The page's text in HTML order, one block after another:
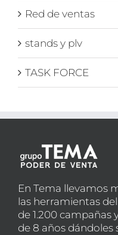
Red de ventas
stands y plv
TASK FORCE
En Tema llevamos
las herramientas
de 1.200 campañas
de 8 años dándoles